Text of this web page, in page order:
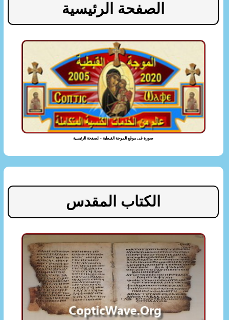
الصفحة الرئيسية
صورة فى موقع الموجة القبطية - الصفحة الرئيسية
الكتاب المقدس